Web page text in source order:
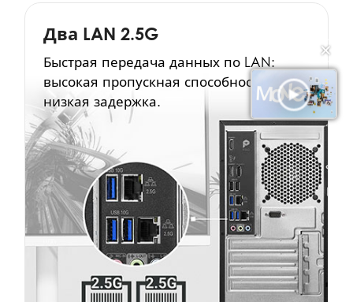
✕
Два LAN 2.5G
Быстрая передача данных по LAN:
высокая пропускная способность,
низкая задержка.